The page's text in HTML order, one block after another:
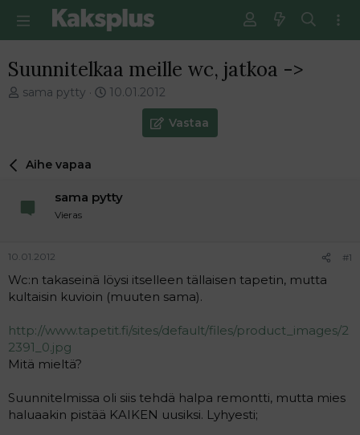
Suunnitelkaa meille wc, jatkoa ->
V
e
t
n
a
o
t
t
a
a
sama pytty
E
i
i
e
s
i
10.01.2012
Vastaa
Aihe vapaa
sama pytty
Vieras
10.01.2012 #1
Wc:n takaseinä löysi itselleen tällaisen tapetin, mutta
kultaisin kuvioin (muuten sama).
http://www.tapetit.fi/sites/default/files/product_images/2
2391_0.jpg
Mitä mieltä?
Suunnitelmissa oli siis tehdä halpa remontti, mutta mies
haluaakin pistää KAIKEN uusiksi. Lyhyesti;